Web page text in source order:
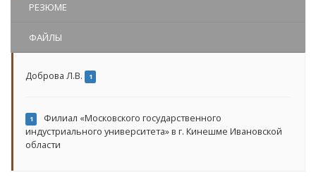
РЕЗЮМЕ
ФАЙЛЫ
Доброва Л.В. 1
1
Филиал «Московского государственного
индустриального университета» в г. Кинешме Ивановской
области